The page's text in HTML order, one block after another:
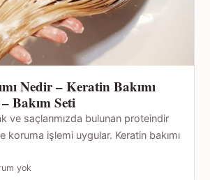
Nedir – Keratin Bakımı
– Bakım Seti
ve saçlarımızda bulunan proteindir
koruma işlemi uygular. Keratin bakımı
yok